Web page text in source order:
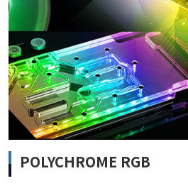
POLYCHROME RGB